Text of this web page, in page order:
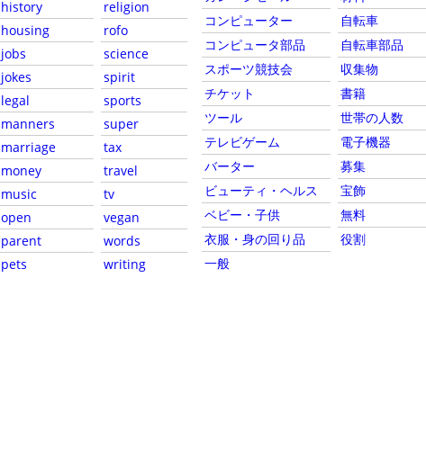
history
housing
jobs
jokes
legal
manners
marriage
money
music
open
parent
pets
religion
rofo
science
spirit
sports
super
tax
travel
tv
vegan
words
writing
コンピューター
コンピュータ部品
スポーツ競技会
チケット
ツール
テレビゲーム
バーター
ビューティ・ヘルス
ベビー・子供
衣服・身の回り品
一般
自転車
自転車部品
収集物
書籍
世帯の人数
電子機器
募集
宝飾
無料
役割